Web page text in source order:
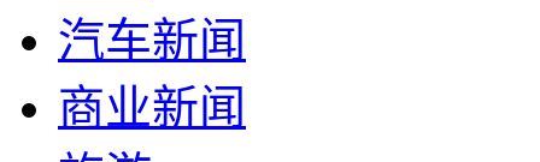
汽车新闻
商业新闻